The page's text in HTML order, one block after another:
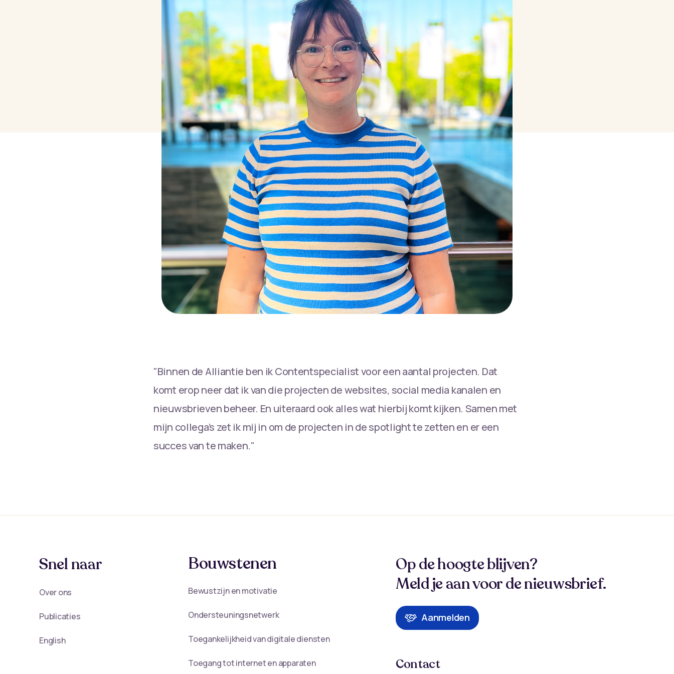
"Binnen de Alliantie ben ik Contentspecialist voor een aantal projecten. Dat
komt erop neer dat ik van die projecten de websites, social media kanalen en
nieuwsbrieven beheer. En uiteraard ook alles wat hierbij komt kijken. Samen met
mijn collega’s zet ik mij in om de projecten in de spotlight te zetten en er een
succes van te maken."
Snel naar
Over ons
Publicaties
English
Bouwstenen
Bewustzijn en motivatie
Ondersteuningsnetwerk
Toegankelijkheid van digitale diensten
Toegang tot internet en apparaten
Op de hoogte blijven?
Meld je aan voor de nieuwsbrief.
Aanmelden
Contact